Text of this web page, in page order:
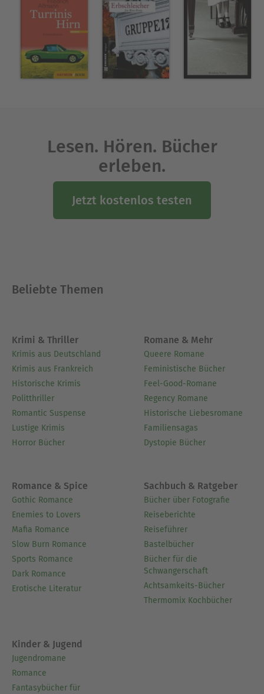
Lesen. Hören. Bücher
erleben.
Jetzt kostenlos testen
Beliebte Themen
Krimi & Thriller
Krimis aus Deutschland
Krimis aus Frankreich
Historische Krimis
Politthriller
Romantic Suspense
Lustige Krimis
Horror Bücher
Romane & Mehr
Queere Romane
Feministische Bücher
Feel-Good-Romane
Regency Romane
Historische Liebesromane
Familiensagas
Dystopie Bücher
Romance & Spice
Gothic Romance
Enemies to Lovers
Mafia Romance
Slow Burn Romance
Sports Romance
Dark Romance
Erotische Literatur
Sachbuch & Ratgeber
Bücher über Fotografie
Reiseberichte
Reiseführer
Bastelbücher
Bücher für die
Schwangerschaft
Achtsamkeits-Bücher
Thermomix Kochbücher
Kinder & Jugend
Jugendromane
Romance
Fantasybücher für